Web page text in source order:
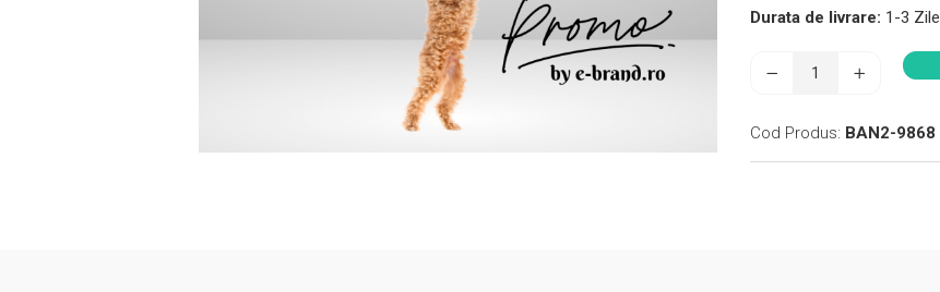
Durata de livrare: 1-3 Zile
Cod Produs: BAN2-9868